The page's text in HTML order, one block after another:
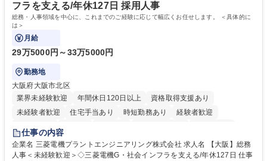
フラを支える/年休127日 採用人事
総務・人事領域を中心に、これまでのご経験に応じて幅広くお任せします。 ＜具体的に
は＞
月給
29万5000円～33万5000円
勤務地
大阪府大阪市北区
業界未経験歓迎
年間休日120日以上
資格取得支援あり
未経験者歓迎
住宅手当あり 時短勤務あり
経験者歓迎
退職金あり
駅近5分以内
土日祝休み 服装自由 寮・社宅あり 食事補助あり
仕事の内容
企業名 三菱電機プラントエンジニアリング株式会社 求人名 【大阪】総務
人事＜未経験歓迎＞◇三菱電機G・社会インフラを支える/年休127日 仕事